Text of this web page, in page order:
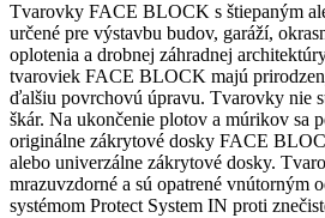
Tvarovky FACE BLOCK s štiepaným
určené pre výstavbu budov, garáží,
oplotenia a drobnej záhradnej
tvaroviek FACE BLOCK majú
ďalšiu povrchovú úpravu. Tvarovky nie
škár. Na ukončenie plotov a múrikov sa
originálne zákrytové dosky FACE
alebo univerzálne zákrytové dosky.
mrazuvzdorné a sú opatrené vnútorným
systémom Protect System IN proti